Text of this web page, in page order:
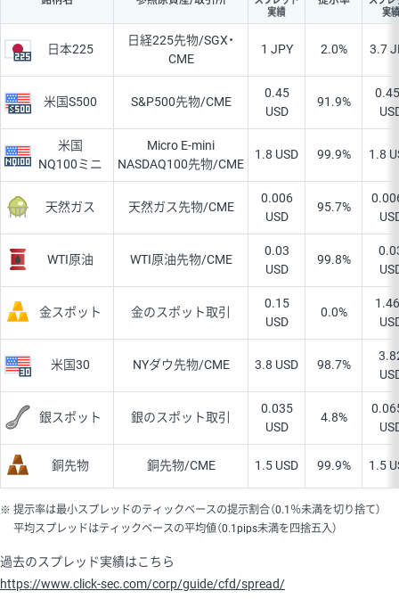
実績
実績
日本225
日経225先物/SGX・
CME
1 JPY 2.0% 3.7
米国S500 S&P500先物/CME
0.45
USD
91.9%
米国
NQ100ミニ
Micro E-mini
NASDAQ100先物/CME
1.8 USD 99.9% 1.8
天然ガス 天然ガス先物/CME
0.006
USD
95.7%
WTI原油 WTI原油先物/CME
0.03
USD
99.8%
金スポット 金のスポット取引
0.15
USD
0.0%
米国30 NYダウ先物/CME 3.8 USD 98.7%
銀スポット 銀のスポット取引
0.035
USD
4.8%
銅先物 銅先物/CME 1.5 USD 99.9% 1.5
提示率は最小スプレッドのティックベースの提示割合（0.1％未満を切り捨て）
平均スプレッドはティックベースの平均値（0.1pips未満を四捨五入）
過去のスプレッド実績はこちら
https://www.click-sec.com/corp/guide/cfd/spread/